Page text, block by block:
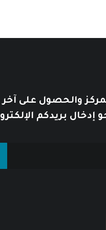
والحصول على
إدخال بريدكم